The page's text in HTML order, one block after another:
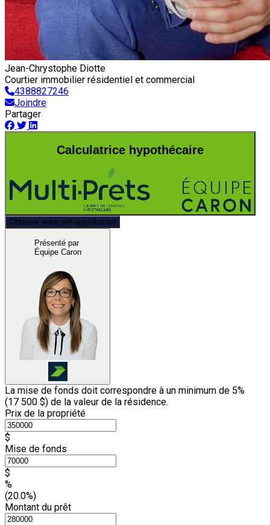
Jean-Chrystophe Diotte
Courtier immobilier résidentiel et commercial
4388827246
Joindre
Partager
Calculatrice hypothécaire
Obtenez votre pré-approbation
Présenté par
Équipe Caron
La mise de fonds doit correspondre à un minimum de 5%
(17 500 $) de la valeur de la résidence.
Prix de la propriété
$
Mise de fonds
$
%
(20.0%)
Montant du prêt